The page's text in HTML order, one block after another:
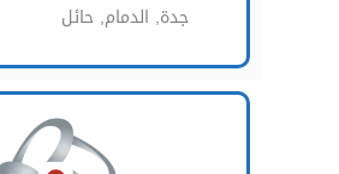
جدة, الدمام, حائل